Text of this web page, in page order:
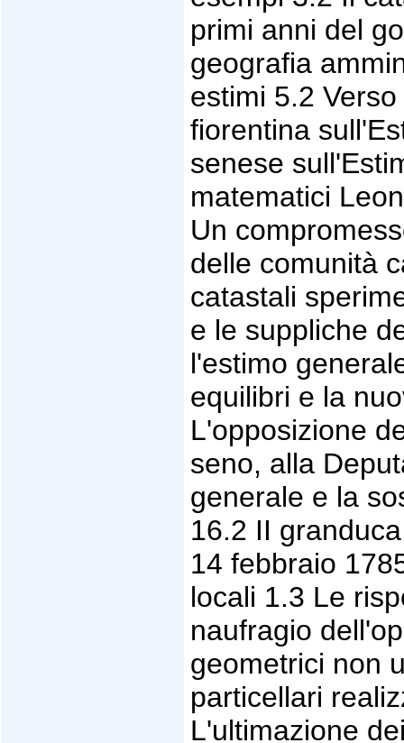
primi anni del
geografia
estimi 5.2
fiorentina
senese
matematici
Un
delle comunità
catastali
e le suppliche
l'estimo
equilibri e la
L'opposizione
seno, alla
generale e la
16.2 II
14 febbraio
locali 1.3 Le
naufragio
geometrici non
particellari
L'ultimazione